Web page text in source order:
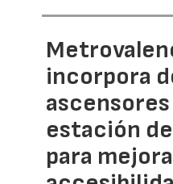
incorpora
ascensores
estación
para